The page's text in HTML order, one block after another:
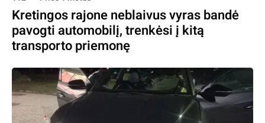
Kretingos rajone neblaivus vyras bandė
pavogti automobilį, trenkėsi į kitą
transporto priemonę